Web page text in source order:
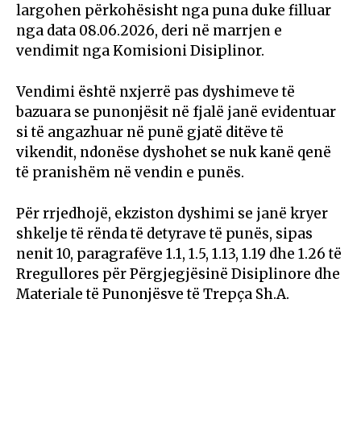
largohen përkohësisht nga puna duke filluar
nga data 08.06.2026, deri në marrjen e
vendimit nga Komisioni Disiplinor.
Vendimi është nxjerrë pas dyshimeve të
bazuara se punonjësit në fjalë janë evidentuar
si të angazhuar në punë gjatë ditëve të
vikendit, ndonëse dyshohet se nuk kanë qenë
të pranishëm në vendin e punës.
Për rrjedhojë, ekziston dyshimi se janë kryer
shkelje të rënda të detyrave të punës, sipas
nenit 10, paragrafëve 1.1, 1.5, 1.13, 1.19 dhe 1.26 të
Rregullores për Përgjegjësinë Disiplinore dhe
Materiale të Punonjësve të Trepça Sh.A.